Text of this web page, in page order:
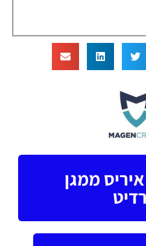
ממגן